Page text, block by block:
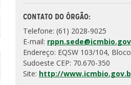
CONTATO DO ÓRGÃO:
Telefone: (61) 2028-9025
E-mail:
Endereço: EQSW 103/104,
Sudoeste CEP: 70.670-350
Site: http://